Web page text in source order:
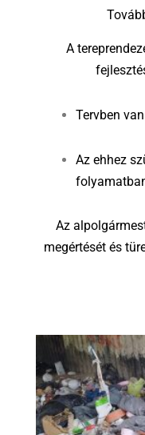
A
Tervben
Az ehhez
Az
megértését és